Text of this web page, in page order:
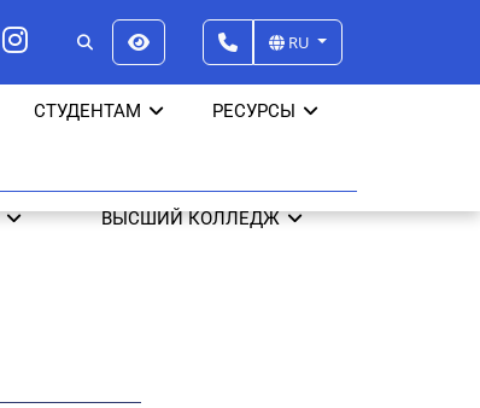
RU
СТУДЕНТАМ РЕСУРСЫ
ВЫСШИЙ КОЛЛЕДЖ